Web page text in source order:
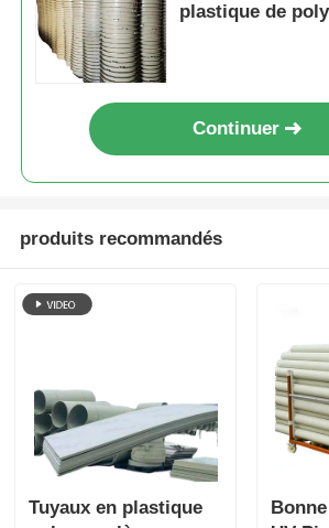
plastique de
Continuer
produits recommandés
Tuyaux en plastique